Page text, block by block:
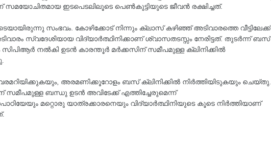
സമയോചിതമായ ഇടപെടലിലൂടെ പെൺകുട്ടിയുടെ ജീവൻ രക്ഷിച്ചത്.
സംഭവം. കോഴിക്കോട് നിന്നും ക്ലാസ് കഴിഞ്ഞ് അടിവാരത്തെ വീട്ടിലേക്ക്
സ്വദേശിയായ വിദ്യാർത്ഥിനിക്കാണ് ശ്വാസതടസ്സം നേരിട്ടത്. തുടർന്ന് ബസ്
നൽകി ഉടൻ കാരന്തൂർ മർക്കസിന് സമീപമുള്ള ക്ലിനിക്കിൽ
അരമണിക്കൂറോളം ബസ് ക്ലിനിക്കിൽ നിർത്തിയിടുകയും ചെയ്തു.
സമീപമുള്ള ബന്ധു ഉടൻ അവിടേക്ക് എത്തിച്ചേരുമെന്ന്
മറ്റൊരു യാത്രക്കാരനെയും വിദ്യാർത്ഥിനിയുടെ കൂടെ നിർത്തിയാണ്